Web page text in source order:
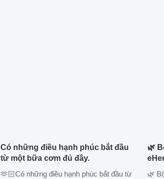
Có những điều hạnh phúc bắt đầu
từ một bữa cơm đủ đầy.
🫶🏻Có những điều hạnh phúc bắt đầu từ
🌿
🌿